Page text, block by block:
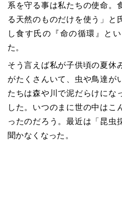
系を守る事は私たちの使命。
る天然のものだけを使う」と
し食す氏の『命の循環』と
た。
そう言えば私が子供頃の夏休
がたくさんいて、虫や鳥達が
たちは森や川で泥だらけにな
した。いつのまに世の中はこ
ったのだろう。最近は「昆虫
聞かなくなった。